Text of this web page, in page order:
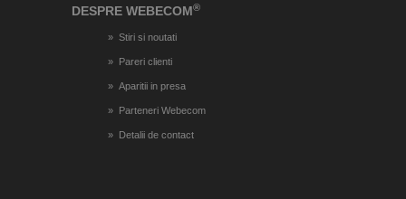
DESPRE WEBECOM®
Stiri si noutati
Pareri clienti
Aparitii in presa
Parteneri Webecom
Detalii de contact